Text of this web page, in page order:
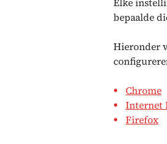
bepaalde
Hieronder
Chrome
Internet
Firefox